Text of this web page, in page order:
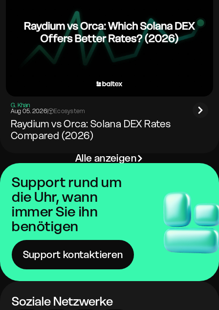
G. Khan
Aug 05. 2026| Ecosystem
Raydium vs Orca: Solana DEX Rates
Compared (2026)
Alle anzeigen
Support rund um
die Uhr, wann
immer Sie ihn
benötigen
Support kontaktieren
Soziale Netzwerke